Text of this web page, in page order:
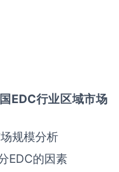
EDC行业区域市场
规模分析
‌EDC‌的因素